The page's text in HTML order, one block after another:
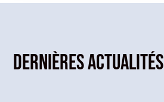
Dernières actualités